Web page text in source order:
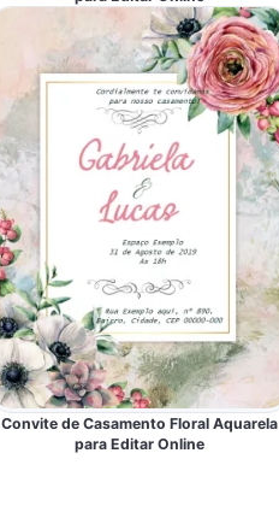
Convite de Casamento Floral Aquarela
para Editar Online